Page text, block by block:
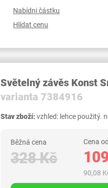
Nabídni částku
Hlídat cenu
Světelný závěs Konst
varianta 7384916
Stav zboží:vzhled: lehce použitý.
Běžná cena
328 Kč
Cena
90,08